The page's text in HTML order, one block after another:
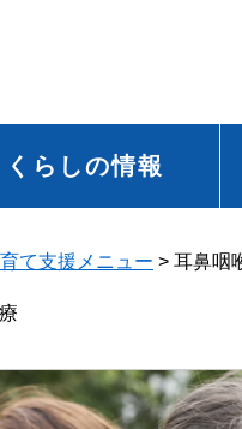
くらしの情報
て支援メニュー > 耳鼻咽